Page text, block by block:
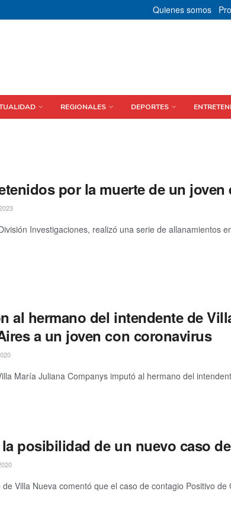
Quienes somos
REGIONALES DEPORTES
por la muerte de un joven
Investigaciones, realizó una serie de allanamientos
al hermano del intendente de
a un joven con coronavirus
María Juliana Companys imputó al hermano del
posibilidad de un nuevo caso
Villa Nueva comentó que el caso de contagio Positivo